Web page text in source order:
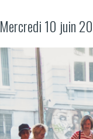
Mercredi 10 juin